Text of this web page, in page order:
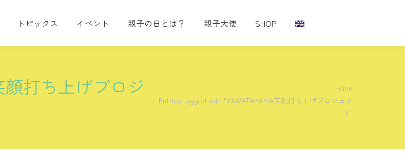
トピックス イベント 親子の日とは？ 親子大使 SHOP
顔打ち上げプロジ
Home
Entries tagged with "YAWATAHAMA笑顔打ち上げプロジェク
ト"